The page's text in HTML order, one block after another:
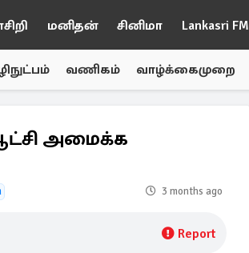
மனிதன் சினிமா Lankasri FM
வணிகம் வாழ்க்கைமுறை
அமைக்க
3 months ago
Report